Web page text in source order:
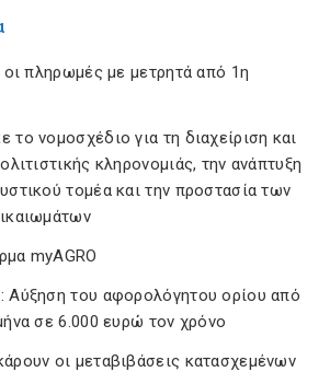
οι πληρωμές με μετρητά από 1η
το νομοσχέδιο για τη διαχείριση και
κληρονομιάς, την ανάπτυξη
τομέα και την προστασία των
myAGRO
Αύξηση του αφορολόγητου ορίου από
σε 6.000 ευρώ τον χρόνο
οι μεταβιβάσεις κατασχεμένων